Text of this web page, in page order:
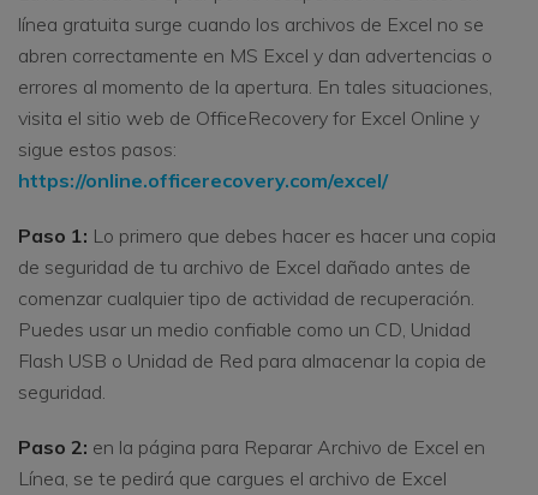
línea gratuita surge cuando los archivos de Excel no se
abren correctamente en MS Excel y dan advertencias o
errores al momento de la apertura. En tales situaciones,
visita el sitio web de OfficeRecovery for Excel Online y
sigue estos pasos:
https://online.officerecovery.com/excel/
Paso 1: Lo primero que debes hacer es hacer una copia
de seguridad de tu archivo de Excel dañado antes de
comenzar cualquier tipo de actividad de recuperación.
Puedes usar un medio confiable como un CD, Unidad
Flash USB o Unidad de Red para almacenar la copia de
seguridad.
Paso 2: en la página para Reparar Archivo de Excel en
Línea, se te pedirá que cargues el archivo de Excel